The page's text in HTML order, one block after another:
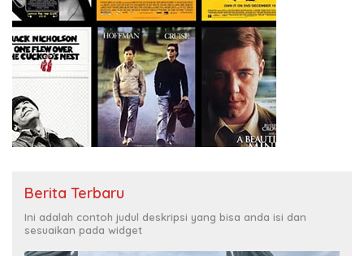
Berita Terbaru
Ini adalah contoh judul deskripsi yang bisa anda isi dan
sesuaikan pada widget